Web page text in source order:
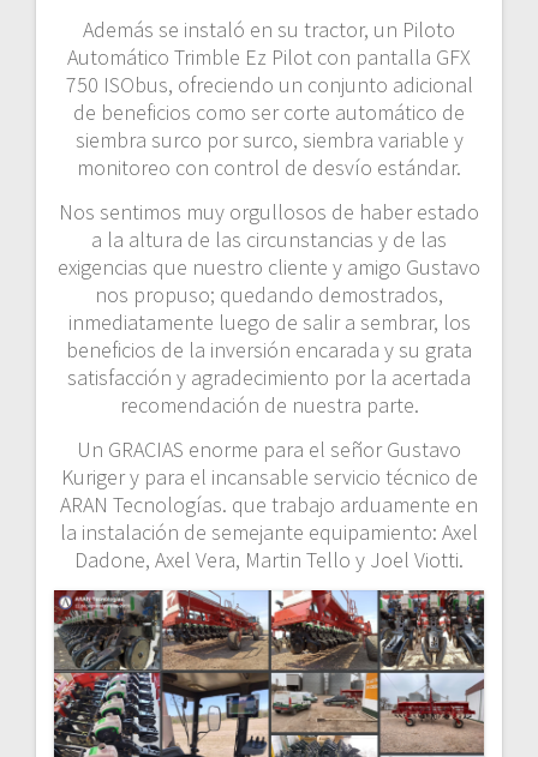
Además se instaló en su tractor, un Piloto
Automático Trimble Ez Pilot con pantalla GFX
750 ISObus, ofreciendo un conjunto adicional
de beneficios como ser corte automático de
siembra surco por surco, siembra variable y
monitoreo con control de desvío estándar.
Nos sentimos muy orgullosos de haber estado
a la altura de las circunstancias y de las
exigencias que nuestro cliente y amigo Gustavo
nos propuso; quedando demostrados,
inmediatamente luego de salir a sembrar, los
beneficios de la inversión encarada y su grata
satisfacción y agradecimiento por la acertada
recomendación de nuestra parte.
Un GRACIAS enorme para el señor Gustavo
Kuriger y para el incansable servicio técnico de
ARAN Tecnologías. que trabajo arduamente en
la instalación de semejante equipamiento: Axel
Dadone, Axel Vera, Martin Tello y Joel Viotti.